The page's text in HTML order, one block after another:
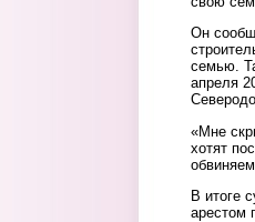
Он
семью.
апреля
«Мне
хотят
В итоге
арестом